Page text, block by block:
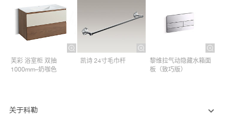
芙彩 浴室柜 双抽
1000mm–奶咖色
凯诗 24寸毛巾杆​
黎维拉气动隐藏水箱面
板（致巧版）
关于科勒